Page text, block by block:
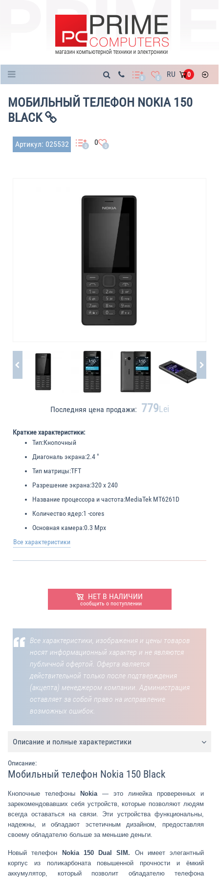
0 0 RU 0
МОБИЛЬНЫЙ ТЕЛЕФОН NOKIA 150
BLACK
Артикул: 025532 0 0 0
Последняя цена продажи: 779Lei
Краткие характеристики:
Тип:Кнопочный
Диагональ экрана:2.4 "
Тип матрицы:TFT
Разрешение экрана:320 x 240
Название процессора и частота:MediaTek MT6261D
Количество ядер:1 -cores
Основная камера:0.3 Mpx
Все характеристики
НЕТ В НАЛИЧИИ
сообщить о поступлении
Все характеристики, изображения и цены товаров
носят информационный характер и не являются
публичной офертой. Оферта является
действительной только после подтверждения
(акцепта) менеджером компании. Администрация
оставляет за собой право на исправление
возможных ошибок.
Описание и полные характеристики
Описание:
Мобильный телефон Nokia 150 Black
Кнопочные телефоны Nokia— это линейка проверенных и
зарекомендовавших себя устройств, которые позволяют людям
всегда оставаться на связи. Эти устройства функциональны,
надежны, и обладают эстетичным дизайном, предоставляя
своему обладателю больше за меньшие деньги.
Новый телефон Nokia 150 Dual SIM. Он имеет элегантный
корпус из поликарбоната повышенной прочности и ёмкий
аккумулятор, который позволит обладателю телефона